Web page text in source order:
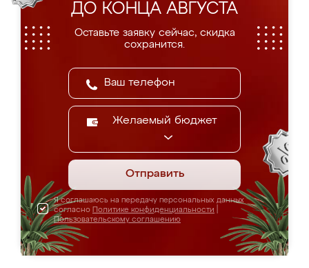
ДО КОНЦА АВГУСТА
Оставьте заявку сейчас, скидка
сохранится.
Желаемый бюджет
Отправить
Я соглашаюсь на передачу персональных данных
согласно Политике конфиденциальности
Пользовательскому соглашению